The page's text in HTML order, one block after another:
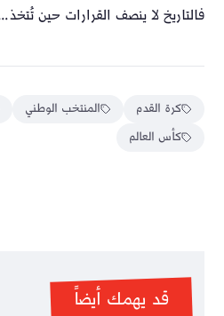
فالتاريخ لا ينصف القرارات حين
كرة القدم المنتخب الوطني
كأس العالم
قد يهمك أيضاً